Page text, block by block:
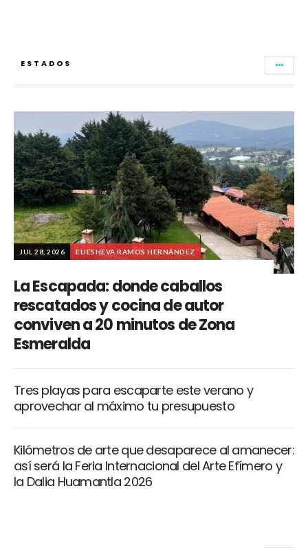
ESTADOS
JUL 28, 2026 ELIESHEVA RAMOS HERNÁNDEZ
La Escapada: donde caballos
rescatados y cocina de autor
conviven a 20 minutos de Zona
Esmeralda
Tres playas para escaparte este verano y
aprovechar al máximo tu presupuesto
Kilómetros de arte que desaparece al amanecer:
así será la Feria Internacional del Arte Efímero y
la Dalia Huamantla 2026